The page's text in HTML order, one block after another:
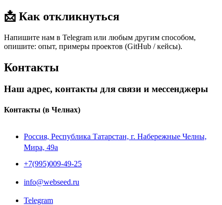
📩 Как откликнуться
Напишите нам в Telegram или любым другим способом,
опишите: опыт, примеры проектов (GitHub / кейсы).
Контакты
Наш адрес, контакты для связи и мессенджеры
Контакты (в Челнах)
Россия, Республика Татарстан, г. Набережные Челны,
Мира, 49a
+7(995)009-49-25
info@webseed.ru
Telegram